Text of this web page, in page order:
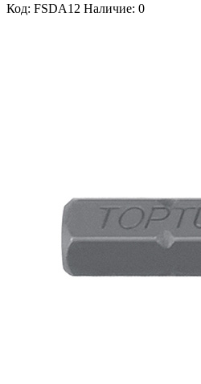
Код: FSDA12 Наличие: 0